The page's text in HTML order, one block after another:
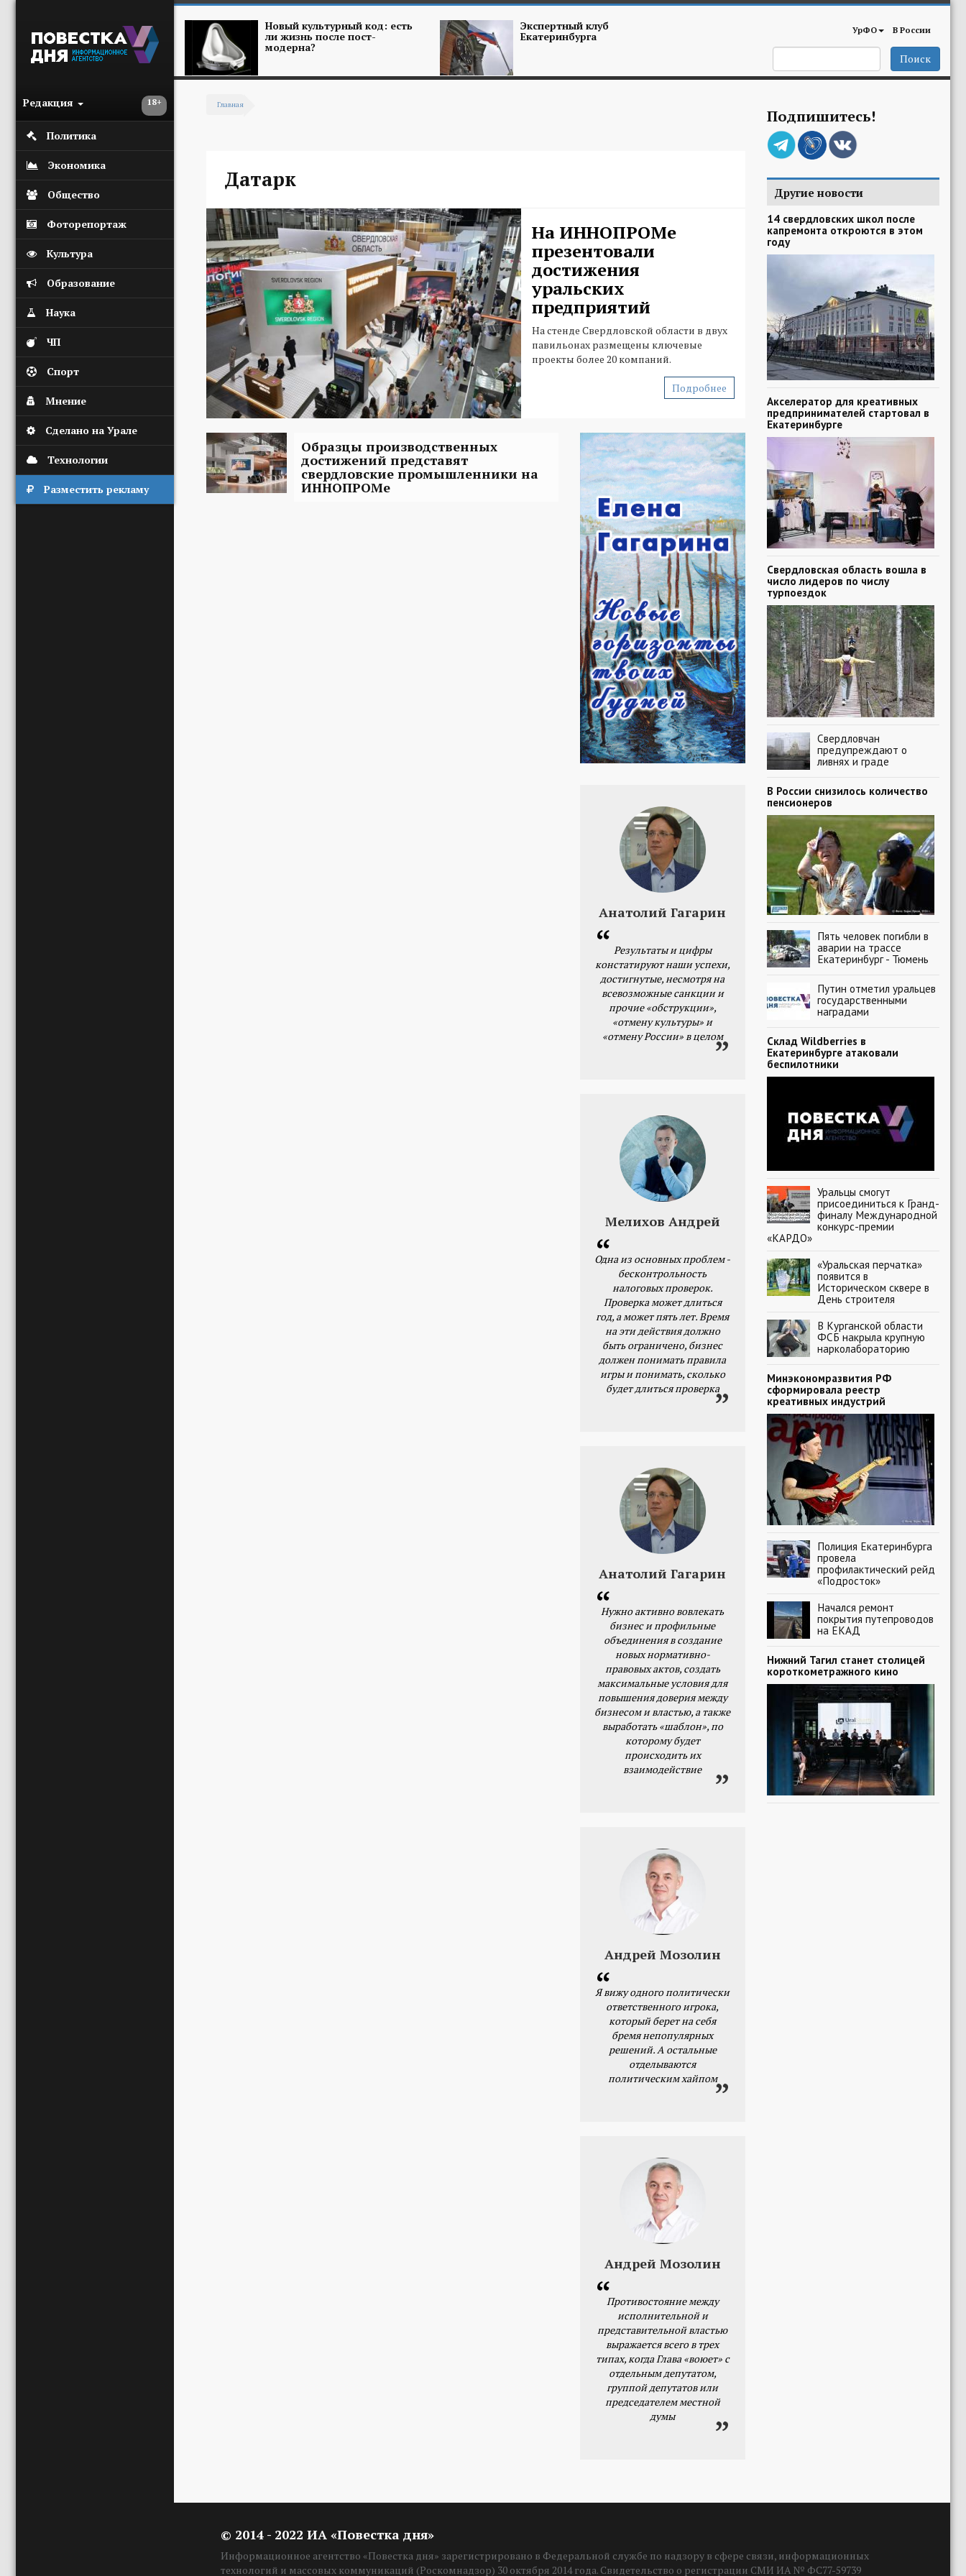
18+
Редакция
Политика
Экономика
Общество
Фоторепортаж
Культура
Образование
Наука
ЧП
Спорт
Мнение
Сделано на Урале
Технологии
Разместить рекламу
Новый культурный код: есть
ли жизнь после пост-
модерна?
Экспертный клуб
Екатеринбурга УрФО В России
Поиск
Главная
Датарк
На ИННОПРОМе
презентовали
достижения
уральских
предприятий
На стенде Свердловской области в двух
павильонах размещены ключевые
проекты более 20 компаний.
Подробнее
Образцы производственных
достижений представят
свердловские промышленники на
ИННОПРОМе
Анатолий Гагарин
Результаты и цифры
констатируют наши успехи,
достигнутые, несмотря на
всевозможные санкции и
прочие «обструкции»,
«отмену культуры» и
«отмену России» в целом
Мелихов Андрей
Одна из основных проблем -
бесконтрольность
налоговых проверок.
Проверка может длиться
год, а может пять лет. Время
на эти действия должно
быть ограничено, бизнес
должен понимать правила
игры и понимать, сколько
будет длиться проверка
Анатолий Гагарин
Нужно активно вовлекать
бизнес и профильные
объединения в создание
новых нормативно-
правовых актов, создать
максимальные условия для
повышения доверия между
бизнесом и властью, а также
выработать «шаблон», по
которому будет
происходить их
взаимодействие
Андрей Мозолин
Я вижу одного политически
ответственного игрока,
который берет на себя
бремя непопулярных
решений. А остальные
отделываются
политическим хайпом
Андрей Мозолин
Противостояние между
исполнительной и
представительной властью
выражается всего в трех
типах, когда Глава «воюет» с
отдельным депутатом,
группой депутатов или
председателем местной
думы
Подпишитесь!
Другие новости
14 свердловских школ после
капремонта откроются в этом
году
Акселератор для креативных
предпринимателей стартовал в
Екатеринбурге
Свердловская область вошла в
число лидеров по числу
турпоездок
Свердловчан
предупреждают о
ливнях и граде
В России снизилось количество
пенсионеров
Пять человек погибли в
аварии на трассе
Екатеринбург - Тюмень
Путин отметил уральцев
государственными
наградами
Склад Wildberries в
Екатеринбурге атаковали
беспилотники
Уральцы смогут
присоединиться к Гранд-
финалу Международной
конкурс-премии
«КАРДО»
«Уральская перчатка»
появится в
Историческом сквере в
День строителя
В Курганской области
ФСБ накрыла крупную
нарколабораторию
Минэкономразвития РФ
сформировала реестр
креативных индустрий
Полиция Екатеринбурга
провела
профилактический рейд
«Подросток»
Начался ремонт
покрытия путепроводов
на ЕКАД
Нижний Тагил станет столицей
короткометражного кино
© 2014 - 2022 ИА «Повестка дня»
Информационное агентство «Повестка дня» зарегистрировано в Федеральной службе по надзору в сфере связи, информационных
технологий и массовых коммуникаций (Роскомнадзор) 30 октября 2014 года. Свидетельство о регистрации СМИ ИА № ФС77-59739